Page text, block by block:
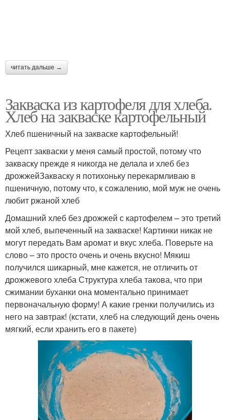
читать дальше →
Закваска из картофеля для хлеба.
Хлеб на закваске картофельный
Хлеб пшеничный на закваске картофельный!
Рецепт закваски у меня самый простой, потому что
закваску прежде я никогда не делала и хлеб без
дрожжейЗакваску я потихоньку перекармливаю в
пшеничную, потому что, к сожалению, мой муж не очень
любит ржаной хлеб
Домашний хлеб без дрожжей с картофелем – это третий
мой хлеб, выпеченный на закваске! Картинки никак не
могут передать Вам аромат и вкус хлеба. Поверьте на
слово – это просто очень и очень вкусно! Мякиш
получился шикарный, мне кажется, не отличить от
дрожжевого хлеба Структура хлеба такова, что при
сжимании буханки она моментально принимает
первоначальную форму! А какие гренки получились из
него на завтрак! (кстати, хлеб на следующий день очень
мягкий, если хранить его в пакете)